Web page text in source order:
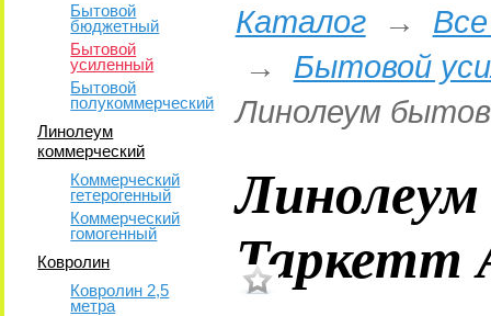
Бытовой
бюджетный
Бытовой
усиленный
Бытовой
полукоммерческий
Линолеум
коммерческий
Коммерческий
гетерогенный
Коммерческий
гомогенный
Ковролин
Ковролин 2,5
метра
Каталог→
→ Бытовой
Линолеум
Таркетт